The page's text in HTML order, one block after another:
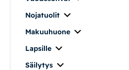
Säilytys
Työpöydät ja työtuolit
Nojatuolit
Makuuhuone
Lapsille
Säilytys